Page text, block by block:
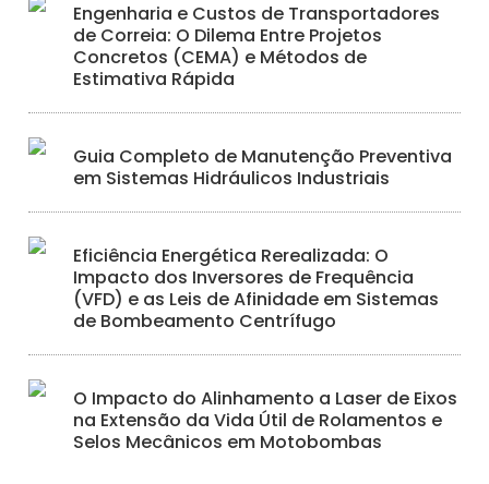
Engenharia e Custos de Transportadores
de Correia: O Dilema Entre Projetos
Concretos (CEMA) e Métodos de
Estimativa Rápida
Guia Completo de Manutenção Preventiva
em Sistemas Hidráulicos Industriais
Eficiência Energética Rerealizada: O
Impacto dos Inversores de Frequência
(VFD) e as Leis de Afinidade em Sistemas
de Bombeamento Centrífugo
O Impacto do Alinhamento a Laser de Eixos
na Extensão da Vida Útil de Rolamentos e
Selos Mecânicos em Motobombas